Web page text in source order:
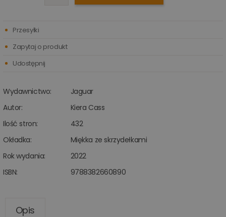
Wydawnictwo:
Jaguar
Autor:
Kiera Cass
Ilość stron:
432
Okładka:
Miękka ze skrzydełkami
Rok wydania:
2022
ISBN:
9788382660890
Przesyłki
Zapytaj o produkt
Udostępnij
Opis